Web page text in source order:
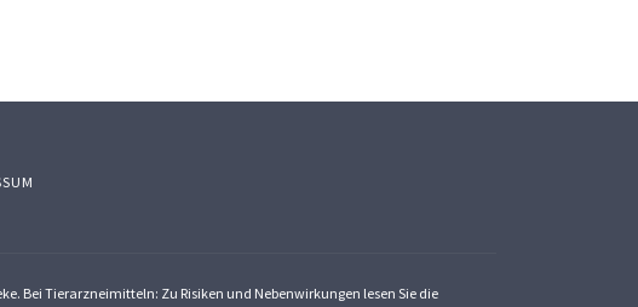
Bei Tierarzneimitteln: Zu Risiken und Nebenwirkungen lesen Sie die